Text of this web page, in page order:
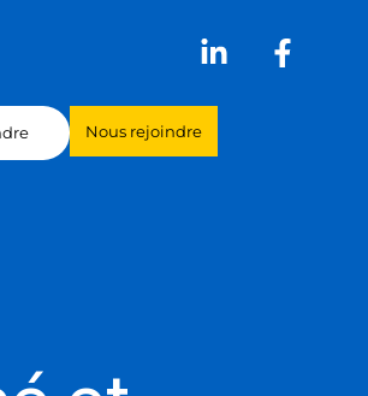
Nous rejoindre